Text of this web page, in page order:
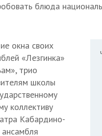
блюда
окна своих
«Лезгинка»
трио
школы
коллективу
Кабардино-